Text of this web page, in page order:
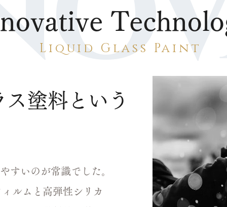
Liquid Glass Paint
塗料という
すいのが常識でした。
ルムと高弾性シリカ